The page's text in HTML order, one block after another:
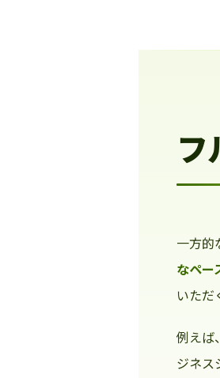
フ
一方的
なペー
いただ
例えば
ジネス